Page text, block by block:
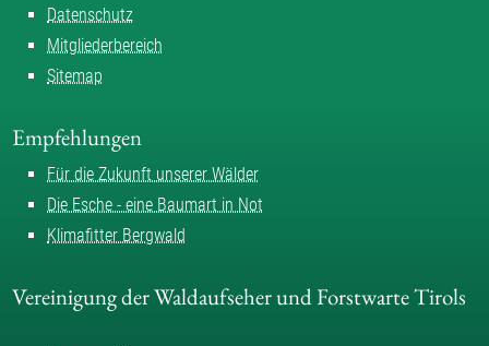
Datenschutz
Mitgliederbereich
Sitemap
Empfehlungen
Für die Zukunft unserer Wälder
Die Esche - eine Baumart in Not
Klimafitter Bergwald
Vereinigung der Waldaufseher und Forstwarte Tirols